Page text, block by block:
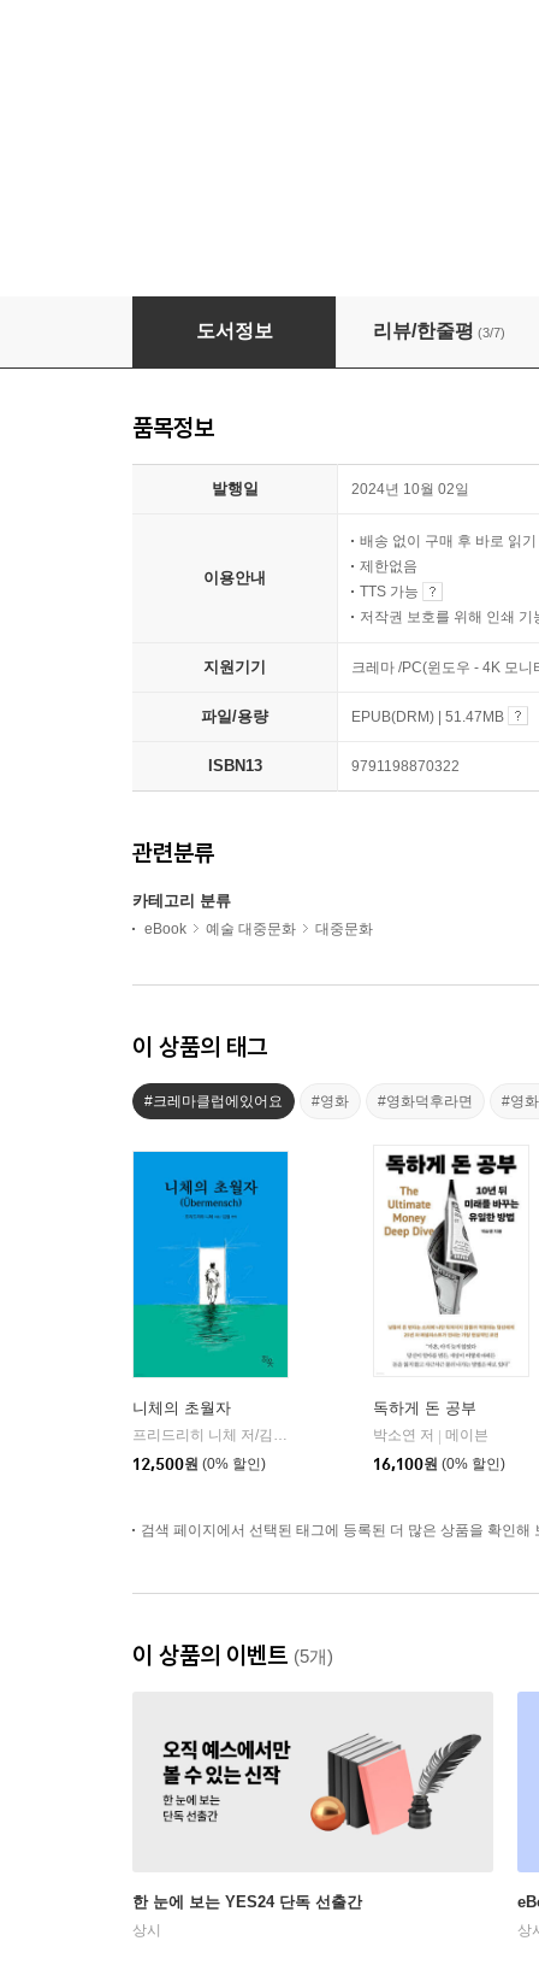
깊은 밤의 영화관
도서정보 리뷰/한줄평 (3/7)
품목정보
발행일 2024년 10월 02일
이용안내
배송 없이 구매 후 바로 읽기
제한없음
TTS 가능
저작권 보호를 위해 인쇄 기
지원기기 크레마 /PC(윈도우 - 4K 모
파일/용량 EPUB(DRM) | 51.47MB
ISBN13 9791198870322
관련분류
카테고리 분류
eBook 예술 대중문화 대중문화
이 상품의 태그
#크레마클럽에있어요 #영화 #영화덕후라면 #영
니체의 초월자
프리드리히 니체 저/김철 편역
12,500원 (0% 할인)
독하게 돈 공부
박소연 저
메이븐
16,100원 (0% 할인)
검색 페이지에서 선택된 태그에 등록된 더 많은 상품을 확인해
이 상품의 이벤트 (5개)
한 눈에 보는 YES24 단독 선출간
상시 상